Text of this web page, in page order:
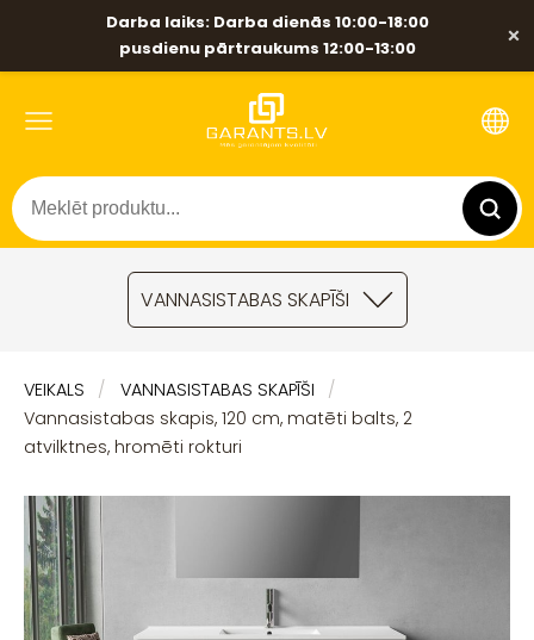
Darba laiks: Darba dienās 10:00-18:00
pusdienu pārtraukums 12:00-13:00
×
VANNASISTABAS SKAPĪŠI
VEIKALS
VANNASISTABAS SKAPĪŠI
Vannasistabas skapis, 120 cm, matēti balts, 2
atvilktnes, hromēti rokturi